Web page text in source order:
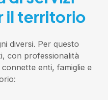
il territorio
diversi. Per questo
con professionalità
enti, famiglie e